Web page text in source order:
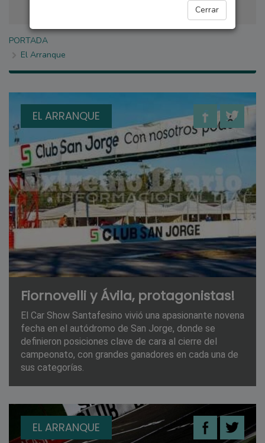
Cerrar
PORTADA
El Arranque
EL ARRANQUE
Fiornovelli y Ávila, protagonistas!
El Car Show Santafesino vivió una apasionante novena
fecha en el autódromo de San Jorge, donde se
definieron posiciones clave de cara al cierre del
campeonato, con grandes ganadores en cada una de
sus categorías.
EL ARRANQUE